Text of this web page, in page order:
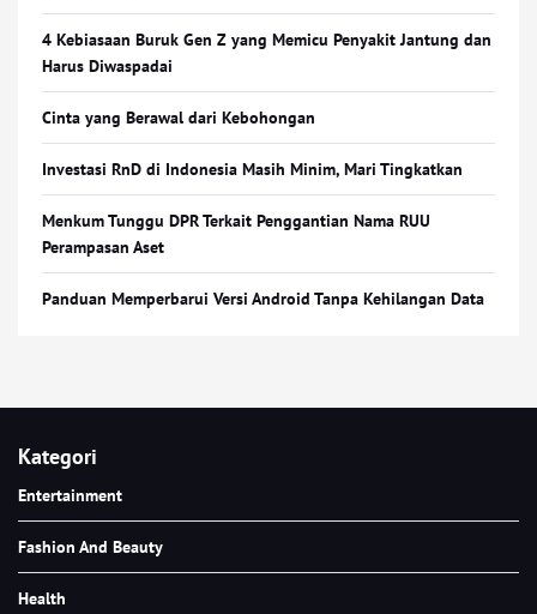
4 Kebiasaan Buruk Gen Z yang Memicu Penyakit Jantung dan
Harus Diwaspadai
Cinta yang Berawal dari Kebohongan
Investasi RnD di Indonesia Masih Minim, Mari Tingkatkan
Menkum Tunggu DPR Terkait Penggantian Nama RUU
Perampasan Aset
Panduan Memperbarui Versi Android Tanpa Kehilangan Data
Kategori
Entertainment
Fashion And Beauty
Health